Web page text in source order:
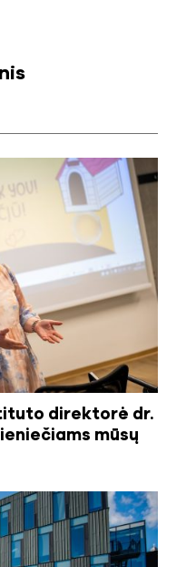
direktorė dr.
mūsų